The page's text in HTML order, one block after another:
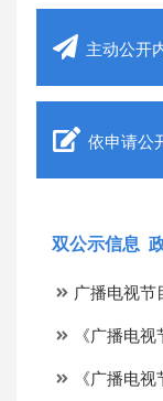
主动公开
依申请公
双公示信息
广播电视
《广播电
《广播电